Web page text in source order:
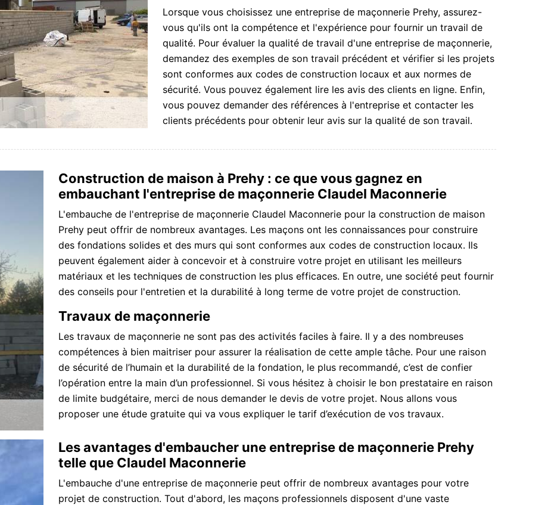
Lorsque vous choisissez une entreprise de maçonnerie Prehy, assurez-
vous qu'ils ont la compétence et l'expérience pour fournir un travail de
qualité. Pour évaluer la qualité de travail d'une entreprise de maçonnerie,
demandez des exemples de son travail précédent et vérifier si les projets
sont conformes aux codes de construction locaux et aux normes de
sécurité. Vous pouvez également lire les avis des clients en ligne. Enfin,
vous pouvez demander des références à l'entreprise et contacter les
clients précédents pour obtenir leur avis sur la qualité de son travail.
Construction de maison à Prehy : ce que vous gagnez en
embauchant l'entreprise de maçonnerie Claudel Maconnerie
L'embauche de l'entreprise de maçonnerie Claudel Maconnerie pour la construction de maison
Prehy peut offrir de nombreux avantages. Les maçons ont les connaissances pour construire
des fondations solides et des murs qui sont conformes aux codes de construction locaux. Ils
peuvent également aider à concevoir et à construire votre projet en utilisant les meilleurs
matériaux et les techniques de construction les plus efficaces. En outre, une société peut fournir
des conseils pour l'entretien et la durabilité à long terme de votre projet de construction.
Travaux de maçonnerie
Les travaux de maçonnerie ne sont pas des activités faciles à faire. Il y a des nombreuses
compétences à bien maitriser pour assurer la réalisation de cette ample tâche. Pour une raison
de sécurité de l’humain et la durabilité de la fondation, le plus recommandé, c’est de confier
l’opération entre la main d’un professionnel. Si vous hésitez à choisir le bon prestataire en raison
de limite budgétaire, merci de nous demander le devis de votre projet. Nous allons vous
proposer une étude gratuite qui va vous expliquer le tarif d’exécution de vos travaux.
Les avantages d'embaucher une entreprise de maçonnerie Prehy
telle que Claudel Maconnerie
L'embauche d'une entreprise de maçonnerie peut offrir de nombreux avantages pour votre
projet de construction. Tout d'abord, les maçons professionnels disposent d'une vaste